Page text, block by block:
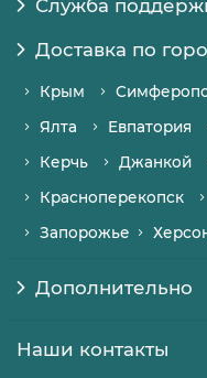
Служба
Доставка по
Крым
Ялта
Евпатория
Керчь
Джанкой
Красноперекопск
Запорожье
Дополнительно
Наши контакты